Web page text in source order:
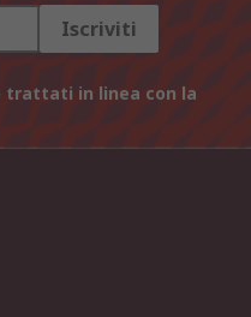
Iscriviti
in linea con la